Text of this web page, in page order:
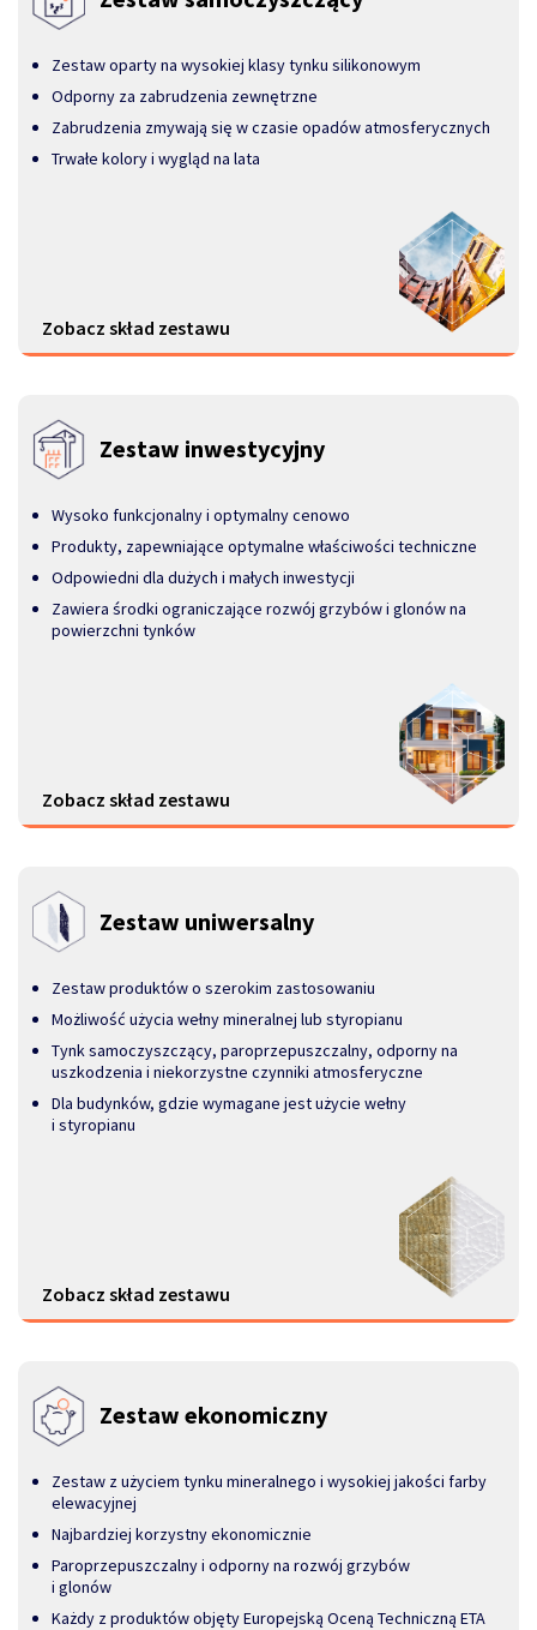
Zestaw oparty na wysokiej klasy tynku silikonowym
Odporny za zabrudzenia zewnętrzne
Zabrudzenia zmywają się w czasie opadów atmosferycznych
Trwałe kolory i wygląd na lata
Zobacz skład zestawu
Zestaw inwestycyjny
Wysoko funkcjonalny i optymalny cenowo
Produkty, zapewniające optymalne właściwości techniczne
Odpowiedni dla dużych i małych inwestycji
Zawiera środki ograniczające rozwój grzybów i glonów na
powierzchni tynków
Zobacz skład zestawu
Zestaw uniwersalny
Zestaw produktów o szerokim zastosowaniu
Możliwość użycia wełny mineralnej lub styropianu
Tynk samoczyszczący, paroprzepuszczalny, odporny na
uszkodzenia i niekorzystne czynniki atmosferyczne
Dla budynków, gdzie wymagane jest użycie wełny
i styropianu
Zobacz skład zestawu
Zestaw ekonomiczny
Zestaw z użyciem tynku mineralnego i wysokiej jakości farby
elewacyjnej
Najbardziej korzystny ekonomicznie
Paroprzepuszczalny i odporny na rozwój grzybów
i glonów
Każdy z produktów objęty Europejską Oceną Techniczną ETA